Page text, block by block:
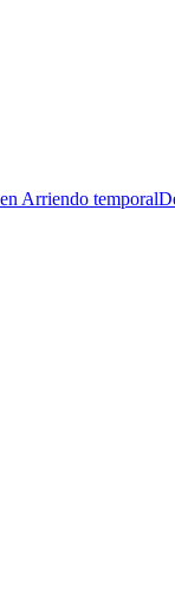
Arriendo temporal